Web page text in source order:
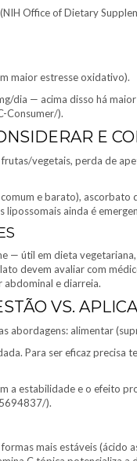
Office of Dietary
maior estresse oxidativo).
dia — acima disso há
Consumer/).
E
vegetais, perda de
e barato),
ainda é
— útil em dieta
devem avaliar com
abdominal e diarreia.
VS.
abordagens: alimentar
Para ser eficaz
a estabilidade e o efeito
).
mais estáveis (ácido